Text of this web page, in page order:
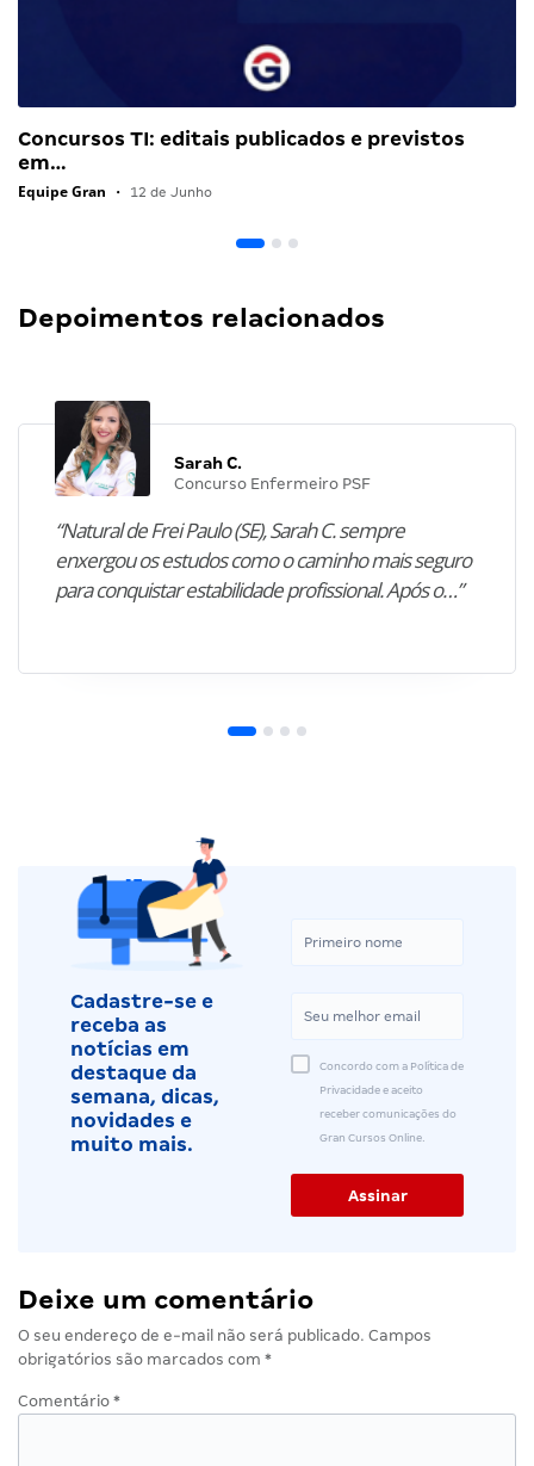
Concursos TI: editais publicados e previstos
em…
Equipe Gran • 12 de Junho
Depoimentos relacionados
Sarah C.
Concurso Enfermeiro PSF
“Natural de Frei Paulo (SE), Sarah C. sempre
enxergou os estudos como o caminho mais seguro
para conquistar estabilidade profissional. Após o…”
Cadastre-se e
receba as
notícias em
destaque da
semana, dicas,
novidades e
muito mais.
Concordo com a Política de
Privacidade e aceito
receber comunicações do
Gran Cursos Online.
Deixe um comentário
O seu endereço de e-mail não será publicado. Campos
obrigatórios são marcados com *
Comentário *